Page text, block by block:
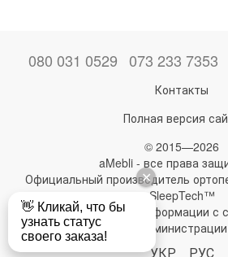
080 031 0529 073 233 7353
Контакты
Полная версия
© 2015—2026
aMebli - все права
Официальный производитель
SleepTech™
Любое использование информации с
разрешения
УКР РУС